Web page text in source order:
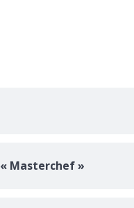
Masterchef »